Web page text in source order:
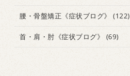
腰・骨盤矯正《症状ブログ》 (122)
首・肩・肘《症状ブログ》 (69)